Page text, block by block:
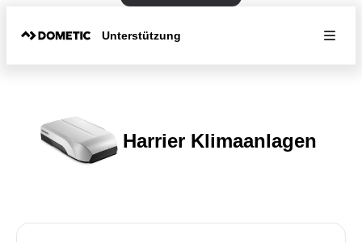
Unterstützung
Harrier Klimaanlagen